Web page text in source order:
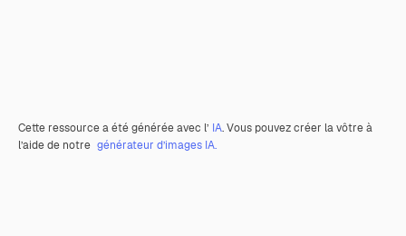
Cette ressource a été générée avec l’ IA. Vous pouvez créer la vôtre à
l’aide de notre générateur d’images IA.